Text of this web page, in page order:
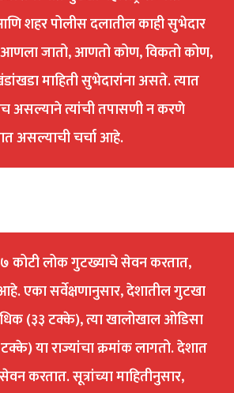
शहर पोलीस दलातील काही सुभेदार
जातो, आणतो कोण, विकतो कोण,
माहिती सुभेदारांना असते. त्यात
असल्याने त्यांची तपासणी न करणे
असल्याची चर्चा आहे.
कोटी लोक गुटख्याचे सेवन करतात,
एका सर्वेक्षणानुसार, देशातील गुटखा
(३३ टक्के), त्या खालोखाल ओडिसा
या राज्यांचा क्रमांक लागतो. देशात
करतात. सूत्रांच्या माहितीनुसार,